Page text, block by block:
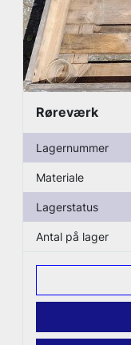
Røreværk
Lagernummer
Materiale
Lagerstatus
Antal på lager